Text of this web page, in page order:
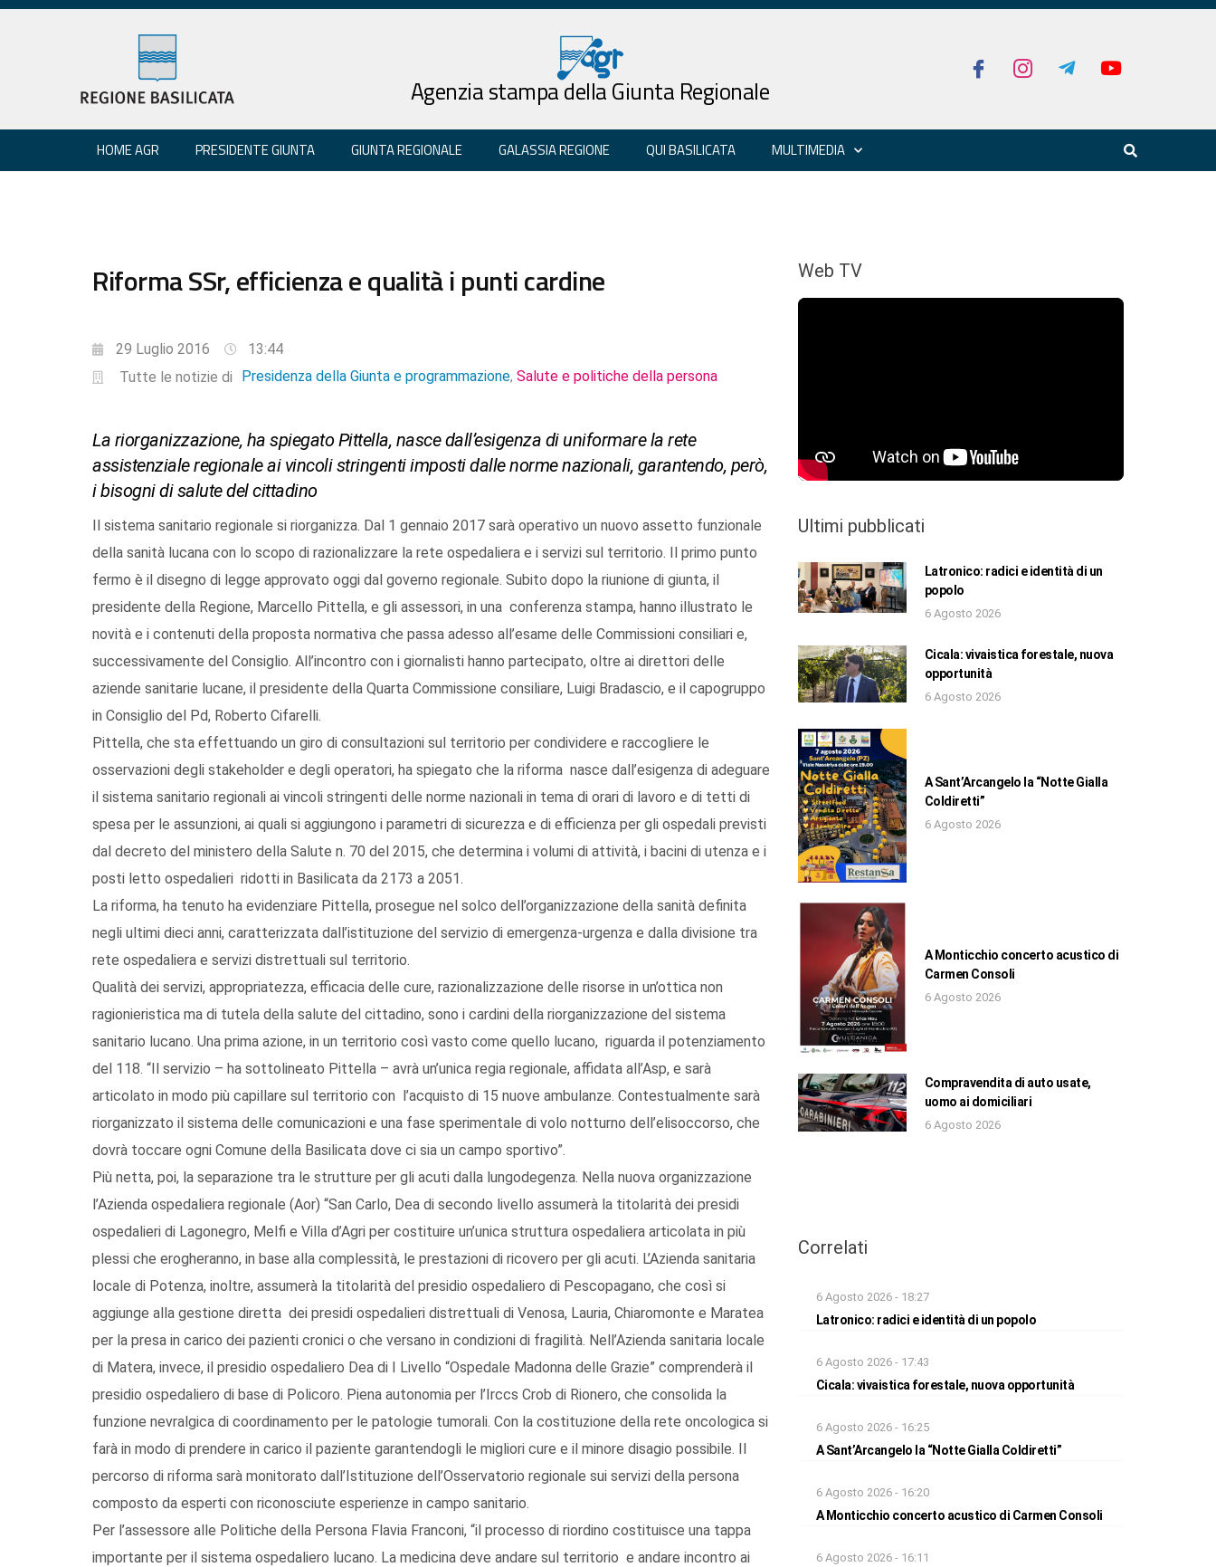
Agenzia stampa della Giunta Regionale
HOME AGR PRESIDENTE GIUNTA GIUNTA REGIONALE GALASSIA REGIONE QUI BASILICATA MULTIMEDIA
Riforma SSr, efficienza e qualità i punti cardine
29 Luglio 2016
13:44
Tutte le notizie di
Presidenza della Giunta e programmazione, Salute e politiche della persona
La riorganizzazione, ha spiegato Pittella, nasce dall’esigenza di uniformare la rete
assistenziale regionale ai vincoli stringenti imposti dalle norme nazionali, garantendo, però,
i bisogni di salute del cittadino
Il sistema sanitario regionale si riorganizza. Dal 1 gennaio 2017 sarà operativo un nuovo assetto funzionale
della sanità lucana con lo scopo di razionalizzare la rete ospedaliera e i servizi sul territorio. Il primo punto
fermo è il disegno di legge approvato oggi dal governo regionale. Subito dopo la riunione di giunta, il
presidente della Regione, Marcello Pittella, e gli assessori, in una conferenza stampa, hanno illustrato le
novità e i contenuti della proposta normativa che passa adesso all’esame delle Commissioni consiliari e,
successivamente del Consiglio. All’incontro con i giornalisti hanno partecipato, oltre ai direttori delle
aziende sanitarie lucane, il presidente della Quarta Commissione consiliare, Luigi Bradascio, e il capogruppo
in Consiglio del Pd, Roberto Cifarelli.
Pittella, che sta effettuando un giro di consultazioni sul territorio per condividere e raccogliere le
osservazioni degli stakeholder e degli operatori, ha spiegato che la riforma nasce dall’esigenza di adeguare
il sistema sanitario regionali ai vincoli stringenti delle norme nazionali in tema di orari di lavoro e di tetti di
spesa per le assunzioni, ai quali si aggiungono i parametri di sicurezza e di efficienza per gli ospedali previsti
dal decreto del ministero della Salute n. 70 del 2015, che determina i volumi di attività, i bacini di utenza e i
posti letto ospedalieri ridotti in Basilicata da 2173 a 2051.
La riforma, ha tenuto ha evidenziare Pittella, prosegue nel solco dell’organizzazione della sanità definita
negli ultimi dieci anni, caratterizzata dall’istituzione del servizio di emergenza-urgenza e dalla divisione tra
rete ospedaliera e servizi distrettuali sul territorio.
Qualità dei servizi, appropriatezza, efficacia delle cure, razionalizzazione delle risorse in un’ottica non
ragionieristica ma di tutela della salute del cittadino, sono i cardini della riorganizzazione del sistema
sanitario lucano. Una prima azione, in un territorio così vasto come quello lucano, riguarda il potenziamento
del 118. “Il servizio – ha sottolineato Pittella – avrà un’unica regia regionale, affidata all’Asp, e sarà
articolato in modo più capillare sul territorio con l’acquisto di 15 nuove ambulanze. Contestualmente sarà
riorganizzato il sistema delle comunicazioni e una fase sperimentale di volo notturno dell’elisoccorso, che
dovrà toccare ogni Comune della Basilicata dove ci sia un campo sportivo”.
Più netta, poi, la separazione tra le strutture per gli acuti dalla lungodegenza. Nella nuova organizzazione
l’Azienda ospedaliera regionale (Aor) “San Carlo, Dea di secondo livello assumerà la titolarità dei presidi
ospedalieri di Lagonegro, Melfi e Villa d’Agri per costituire un’unica struttura ospedaliera articolata in più
plessi che erogheranno, in base alla complessità, le prestazioni di ricovero per gli acuti. L’Azienda sanitaria
locale di Potenza, inoltre, assumerà la titolarità del presidio ospedaliero di Pescopagano, che così si
aggiunge alla gestione diretta dei presidi ospedalieri distrettuali di Venosa, Lauria, Chiaromonte e Maratea
per la presa in carico dei pazienti cronici o che versano in condizioni di fragilità. Nell’Azienda sanitaria locale
di Matera, invece, il presidio ospedaliero Dea di I Livello “Ospedale Madonna delle Grazie” comprenderà il
presidio ospedaliero di base di Policoro. Piena autonomia per l’Irccs Crob di Rionero, che consolida la
funzione nevralgica di coordinamento per le patologie tumorali. Con la costituzione della rete oncologica si
farà in modo di prendere in carico il paziente garantendogli le migliori cure e il minore disagio possibile. Il
percorso di riforma sarà monitorato dall’Istituzione dell’Osservatorio regionale sui servizi della persona
composto da esperti con riconosciute esperienze in campo sanitario.
Per l’assessore alle Politiche della Persona Flavia Franconi, “il processo di riordino costituisce una tappa
importante per il sistema ospedaliero lucano. La medicina deve andare sul territorio e andare incontro ai
Web TV
Ultimi pubblicati
Latronico: radici e identità di un
popolo
6 Agosto 2026
Cicala: vivaistica forestale, nuova
opportunità
6 Agosto 2026
A Sant’Arcangelo la “Notte Gialla
Coldiretti”
6 Agosto 2026
A Monticchio concerto acustico di
Carmen Consoli
6 Agosto 2026
Compravendita di auto usate,
uomo ai domiciliari
6 Agosto 2026
Correlati
6 Agosto 2026 - 18:27
Latronico: radici e identità di un popolo
6 Agosto 2026 - 17:43
Cicala: vivaistica forestale, nuova opportunità
6 Agosto 2026 - 16:25
A Sant’Arcangelo la “Notte Gialla Coldiretti”
6 Agosto 2026 - 16:20
A Monticchio concerto acustico di Carmen Consoli
6 Agosto 2026 - 16:11